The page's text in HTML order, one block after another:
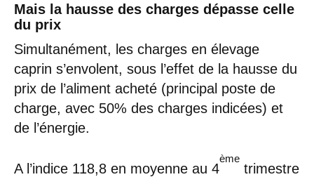
Mais la hausse des charges dépasse celle
du prix
Simultanément, les charges en élevage
caprin s’envolent, sous l’effet de la hausse du
prix de l’aliment acheté (principal poste de
charge, avec 50% des charges indicées) et
de l’énergie.
A l’indice 118,8 en moyenne au 4
ème
trimestre